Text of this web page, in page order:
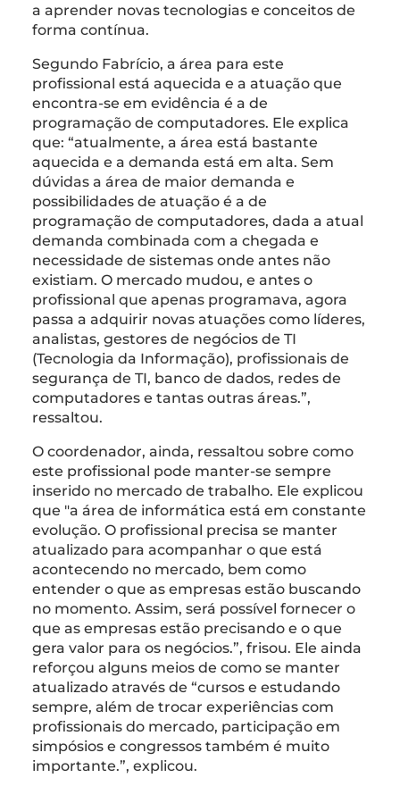
a aprender novas tecnologias e conceitos de
forma contínua.
Segundo Fabrício, a área para este
profissional está aquecida e a atuação que
encontra-se em evidência é a de
programação de computadores. Ele explica
que: “atualmente, a área está bastante
aquecida e a demanda está em alta. Sem
dúvidas a área de maior demanda e
possibilidades de atuação é a de
programação de computadores, dada a atual
demanda combinada com a chegada e
necessidade de sistemas onde antes não
existiam. O mercado mudou, e antes o
profissional que apenas programava, agora
passa a adquirir novas atuações como líderes,
analistas, gestores de negócios de TI
(Tecnologia da Informação), profissionais de
segurança de TI, banco de dados, redes de
computadores e tantas outras áreas.”,
ressaltou.
O coordenador, ainda, ressaltou sobre como
este profissional pode manter-se sempre
inserido no mercado de trabalho. Ele explicou
que "a área de informática está em constante
evolução. O profissional precisa se manter
atualizado para acompanhar o que está
acontecendo no mercado, bem como
entender o que as empresas estão buscando
no momento. Assim, será possível fornecer o
que as empresas estão precisando e o que
gera valor para os negócios.”, frisou. Ele ainda
reforçou alguns meios de como se manter
atualizado através de “cursos e estudando
sempre, além de trocar experiências com
profissionais do mercado, participação em
simpósios e congressos também é muito
importante.”, explicou.